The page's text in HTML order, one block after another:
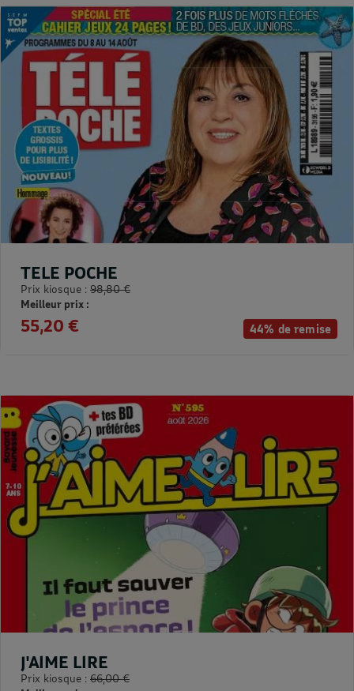
44% de remise
TELE POCHE
Prix kiosque : 98,80 €
Meilleur prix :
55,20 €
J'AIME LIRE
Prix kiosque : 66,00 €